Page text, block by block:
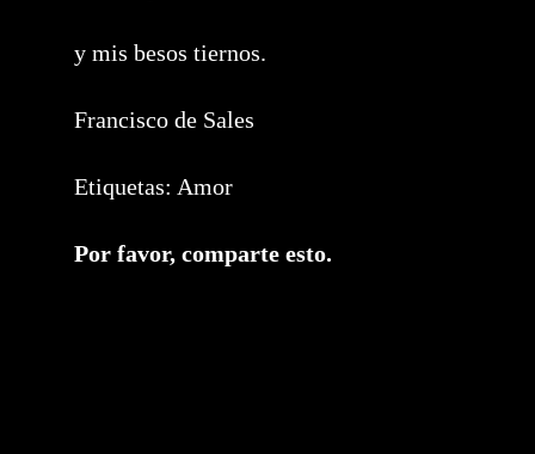
y mis besos tiernos.
Francisco de Sales
Etiquetas: Amor
Por favor, comparte esto.